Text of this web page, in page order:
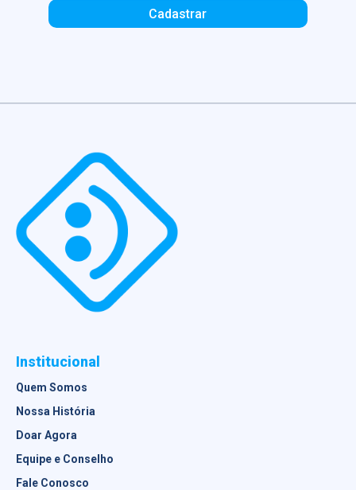
Institucional
Quem Somos
Nossa História
Doar Agora
Equipe e Conselho
Fale Conosco